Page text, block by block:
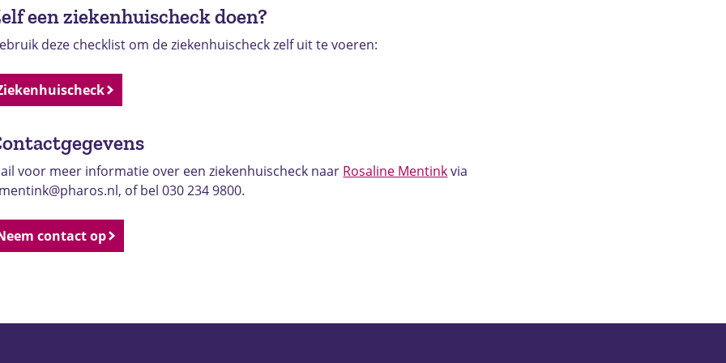
een ziekenhuischeck doen?
deze checklist om de ziekenhuischeck zelf uit te voeren:
voor meer informatie over een ziekenhuischeck naar Rosaline Mentinkvia
of bel 030 234 9800.
contact op